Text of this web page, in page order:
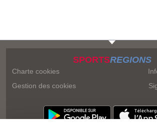
SPORTSREGIONS
Charte cookies
Gestion des cookies